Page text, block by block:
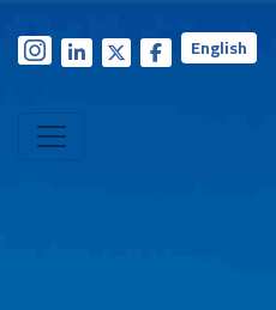
English